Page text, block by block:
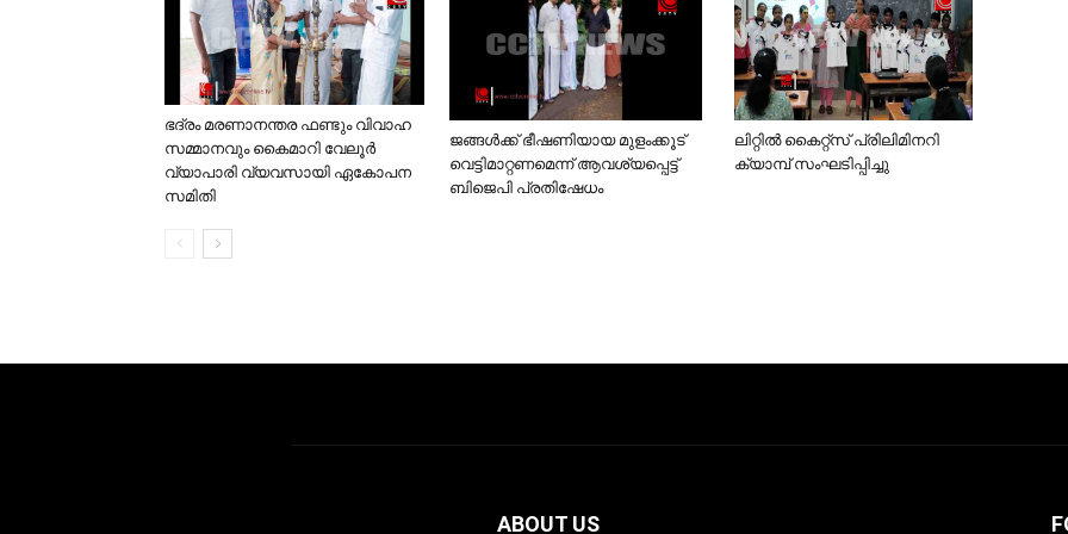
ഭദ്രം മരണാനന്തര ഫണ്ടും വിവാഹ
സമ്മാനവും കൈമാറി വേലൂര്‍
വ്യാപാരി വ്യവസായി ഏകോപന
സമിതി
ജങ്ങള്‍ക്ക് ഭീഷണിയായ മുളംക്കൂട്
വെട്ടിമാറ്റണമെന്ന് ആവശ്യപ്പെട്ട്
ബിജെപി പ്രതിഷേധം
ലിറ്റില്‍ കൈറ്റ്‌സ് പ്രിലിമിനറി
ക്യാമ്പ് സംഘടിപ്പിച്ചു
ABOUT US